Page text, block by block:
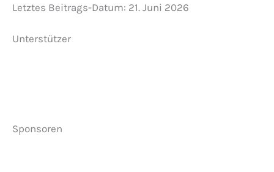
Letztes Beitrags-Datum: 21. Juni 2026
Unterstützer
Sponsoren